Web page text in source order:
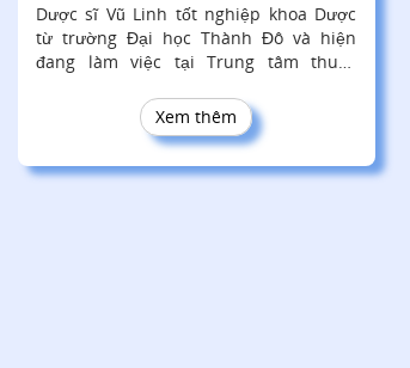
Dược sĩ Vũ Linh tốt nghiệp khoa Dược
từ trường Đại học Thành Đô và hiện
đang làm việc tại Trung tâm thuốc
tập và làm việc, tôi đã có cơ hội tích lũy
kiến thức chuyên môn vững vàng cũng
dược phẩm
Xem thêm